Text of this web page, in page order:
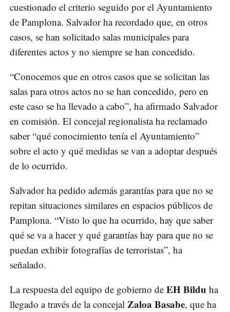
cuestionado el criterio seguido por el Ayuntamiento
de Pamplona. Salvador ha recordado que, en otros
casos, se han solicitado salas municipales para
diferentes actos y no siempre se han concedido.
“Conocemos que en otros casos que se solicitan las
salas para otros actos no se han concedido, pero en
este caso se ha llevado a cabo”, ha afirmado Salvador
en comisión. El concejal regionalista ha reclamado
saber “qué conocimiento tenía el Ayuntamiento”
sobre el acto y qué medidas se van a adoptar después
de lo ocurrido.
Salvador ha pedido además garantías para que no se
repitan situaciones similares en espacios públicos de
Pamplona. “Visto lo que ha ocurrido, hay que saber
qué se va a hacer y qué garantías hay para que no se
puedan exhibir fotografías de terroristas”, ha
señalado.
La respuesta del equipo de gobierno de EH Bildu ha
llegado a través de la concejal Zaloa Basabe, que ha